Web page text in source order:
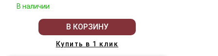
В наличии
В КОРЗИНУ
Купить в 1 клик